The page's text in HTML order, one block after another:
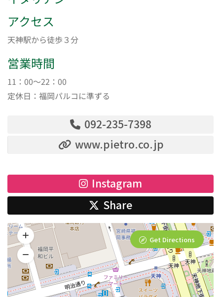
アクセス
天神駅から徒歩３分
営業時間
11：00～22：00
定休日：福岡パルコに準ずる
092-235-7398
www.pietro.co.jp
Instagram
Share
Get Directions